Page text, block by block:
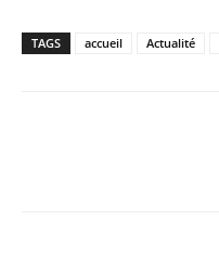
TAGS accueil Actualité